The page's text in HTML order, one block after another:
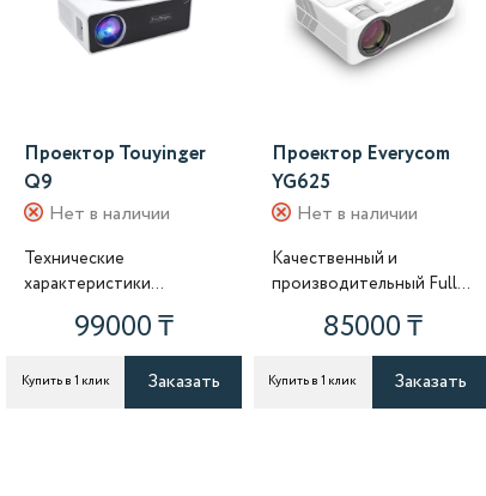
Проектор Touyinger
Q9
Нет в наличии
Технические
характеристики
Яркость: 6800 люмен
Контрастност..
99000 ₸
Купить в 1 клик Заказать
Проектор Everycom
YG625
Нет в наличии
Качественный и
производительный Full
уровнем яркости 7000
85000 ₸
Купить в 1 клик Заказать